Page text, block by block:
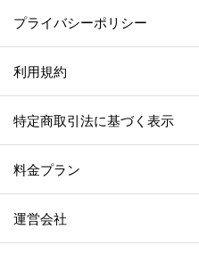
プライバシーポリシー
利用規約
特定商取引法に基づく表示
料金プラン
運営会社